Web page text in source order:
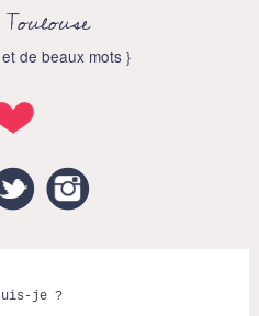
de beaux mots }
Twitter
je ?